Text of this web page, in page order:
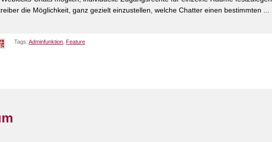
die Möglichkeit, ganz gezielt einzustellen, welche Chatter einen bestimmten ...
Tags: Adminfunktion Feature